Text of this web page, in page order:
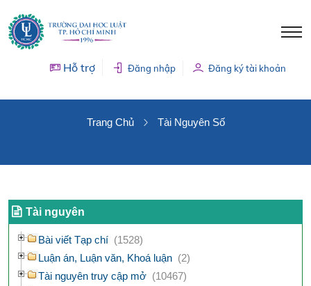
Hỗ trợ Đăng nhập Đăng ký tài khoản
Trang Chủ Tài Nguyên Số
Tài nguyên
Bài viết Tạp chí (1528)
Luận án, Luận văn, Khoá luận (2)
Tài nguyên truy cập mở (10467)